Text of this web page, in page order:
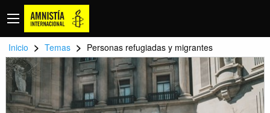
Inicio > Temas > Personas refugiadas y migrantes